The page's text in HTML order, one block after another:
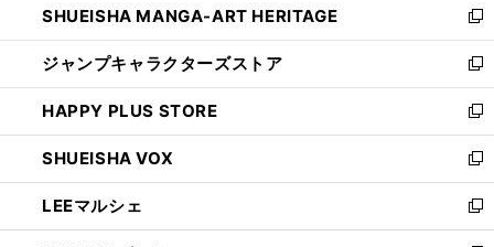
く
で
開
く
い
ウ
ィ
ン
ド
ウ
で
開
く
SHUEISHA MANGA-ART HERITAGE
新
し
い
ウ
ィ
ン
ド
ウ
で
開
ジャンプキャラクターズストア
新
し
い
ウ
ィ
ン
ド
ウ
HAPPY PLUS STORE
新
し
い
ウ
ィ
ン
SHUEISHA VOX
新
し
い
ウ
LEEマルシェ
新
し